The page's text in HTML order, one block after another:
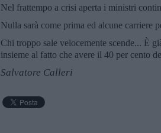
Nel frattempo a crisi aperta i ministri
Nulla sarà come prima ed alcune carriere
Chi troppo sale velocemente scende... È
insieme al fatto che avere il 40 per cento
Salvatore Calleri